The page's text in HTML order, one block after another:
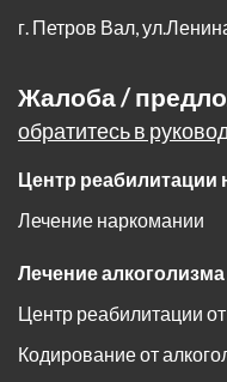
г. Петров Вал,
Жалоба /
обратитесь в
Центр
Лечение наркомании
Лечение алкоголизма
Центр реабилитации
Кодирование от